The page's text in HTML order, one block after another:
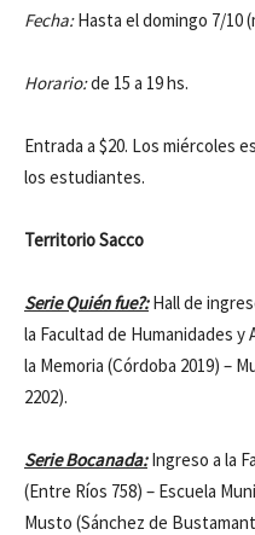
Fecha:Hasta el domingo 7/10
Horario:de 15 a 19 hs.
Entrada a $20. Los miércoles
los estudiantes.
Territorio Sacco
Serie Quién fue?:Hall de
la Facultad de Humanidades
la Memoria (Córdoba 2019) –
2202).
Serie Bocanada: Ingreso a la
(Entre Ríos 758) – Escuela
Musto (Sánchez de